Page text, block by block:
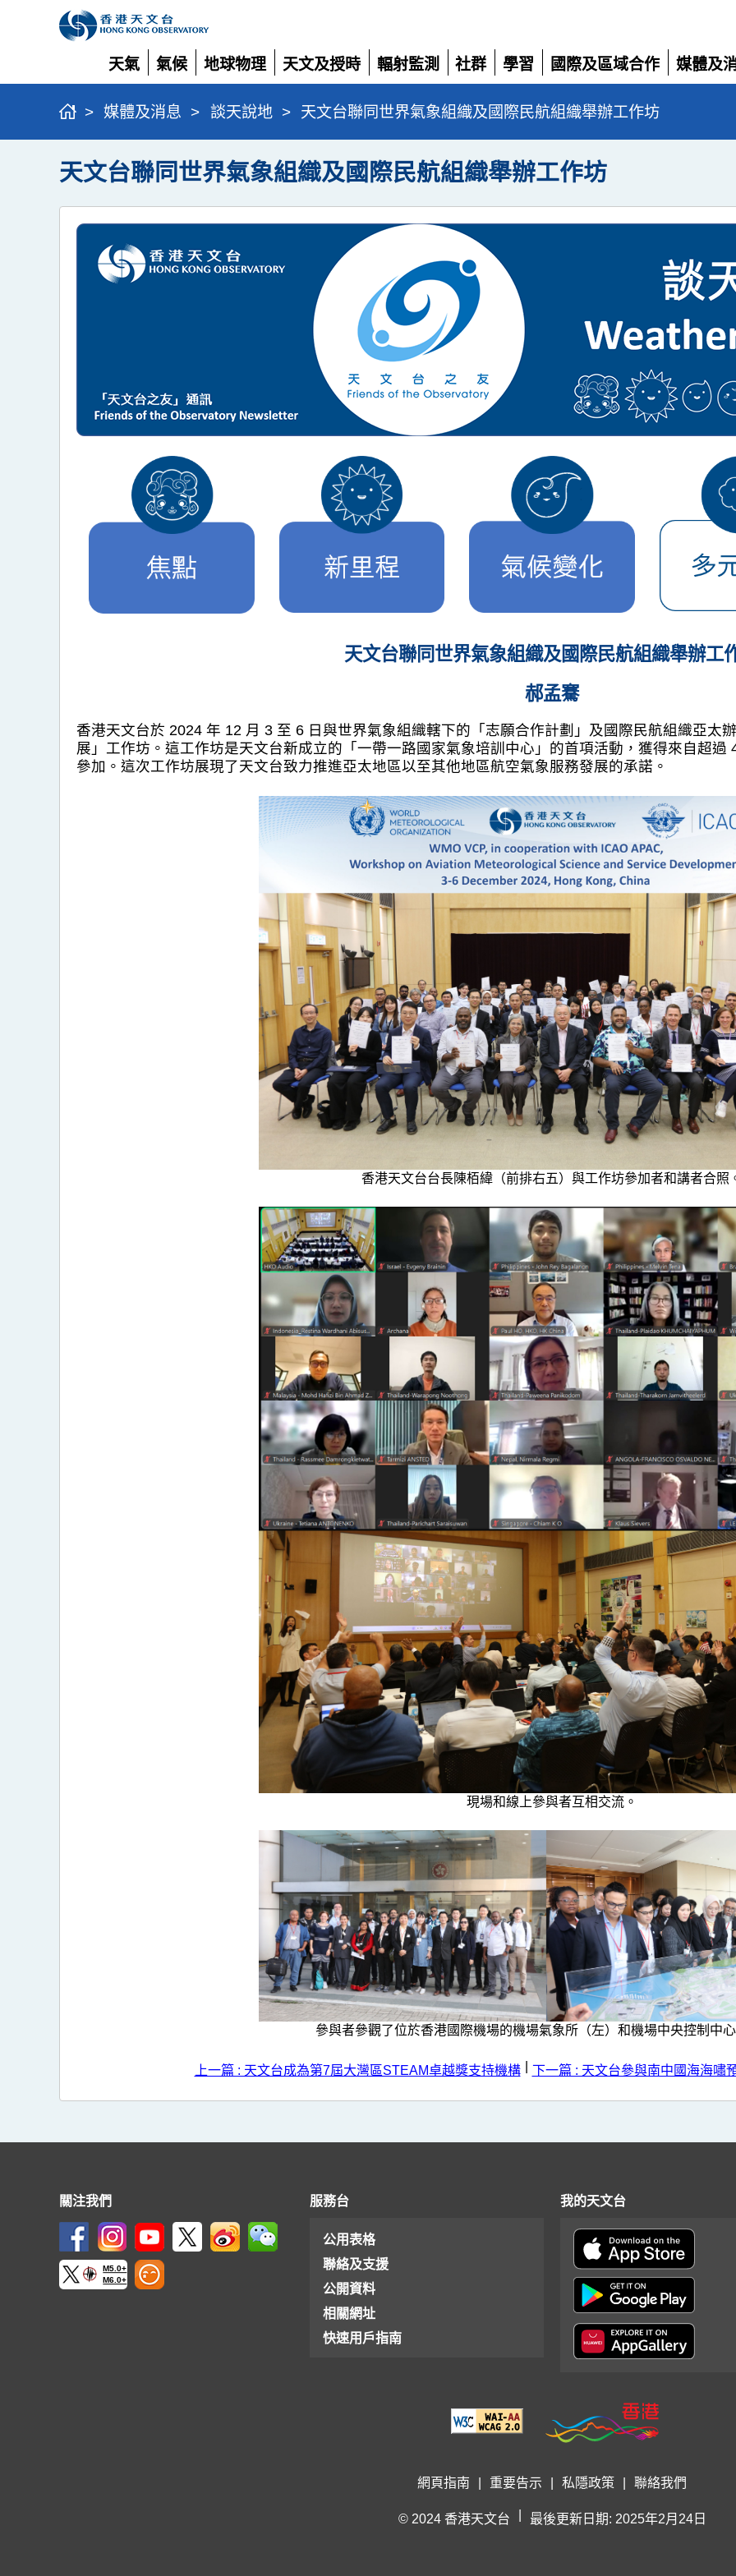
天氣
展
開
氣候
展
開
地球物理
展
開
天文及授時
展
開
輻射監測
展
開
社群
展
開
學習
展
開
國際及區域合作
展
開
媒體及
展
> 媒體及消息 > 談天說地 > 天文台聯同世界氣象組織及國際民航組織舉辦工作坊
天文台聯同世界氣象組織及國際民航組織舉辦工作坊
天文台聯同世界氣象組織及國際民航組織舉辦工
郝孟騫
香港天文台於 2024 年 12 月 3 至 6 日與世界氣象組織轄下的「志願合作計劃」及國際民航組織亞太
展」工作坊。這工作坊是天文台新成立的「一帶一路國家氣象培訓中心」的首項活動，獲得來自超
參加。這次工作坊展現了天文台致力推進亞太地區以至其他地區航空氣象服務發展的承諾。
香港天文台台長陳栢緯（前排右五）與工作坊參加者和講者合照
現場和線上參與者互相交流。
參與者參觀了位於香港國際機場的機場氣象所（左）和機場中央控制中
上一篇 : 天文台成為第7屆大灣區STEAM卓越獎支持機構 下一篇 : 天文台參與南中國海海嘯
關注我們
M5.0+
M6.0+
服務台
公用表格
聯絡及支援
公開資料
相關網址
快速用戶指南
我的天文台
網頁指南 重要告示 私隱政策 聯絡我們
© 2024 香港天文台 最後更新日期: 2025年2月24日